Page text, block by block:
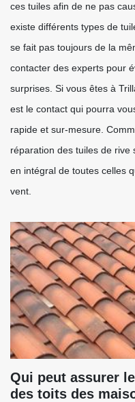
ces tuiles afin de ne pas
existe différents types de
se fait pas toujours de la
contacter des experts pour
surprises. Si vous êtes à
est le contact qui pourra
rapide et sur-mesure.
réparation des tuiles de
en intégral de toutes celles
vent.
Qui peut assurer
des toits des